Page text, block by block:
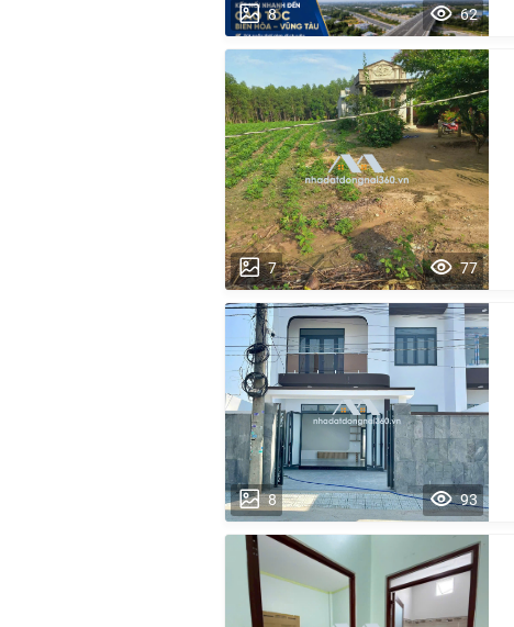
8 62
7 77
8 93